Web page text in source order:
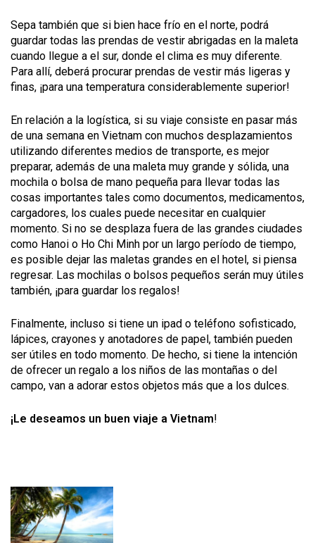
Sepa también que si bien hace frío en el norte, podrá
guardar todas las prendas de vestir abrigadas en la maleta
cuando llegue a el sur, donde el clima es muy diferente.
Para allí, deberá procurar prendas de vestir más ligeras y
finas, ¡para una temperatura considerablemente superior!
En relación a la logística, si su viaje consiste en pasar más
de una semana en Vietnam con muchos desplazamientos
utilizando diferentes medios de transporte, es mejor
preparar, además de una maleta muy grande y sólida, una
mochila o bolsa de mano pequeña para llevar todas las
cosas importantes tales como documentos, medicamentos,
cargadores, los cuales puede necesitar en cualquier
momento. Si no se desplaza fuera de las grandes ciudades
como Hanoi o Ho Chi Minh por un largo período de tiempo,
es posible dejar las maletas grandes en el hotel, si piensa
regresar. Las mochilas o bolsos pequeños serán muy útiles
también, ¡para guardar los regalos!
Finalmente, incluso si tiene un ipad o teléfono sofisticado,
lápices, crayones y anotadores de papel, también pueden
ser útiles en todo momento. De hecho, si tiene la intención
de ofrecer un regalo a los niños de las montañas o del
campo, van a adorar estos objetos más que a los dulces.
¡Le deseamos un buen viaje a Vietnam!